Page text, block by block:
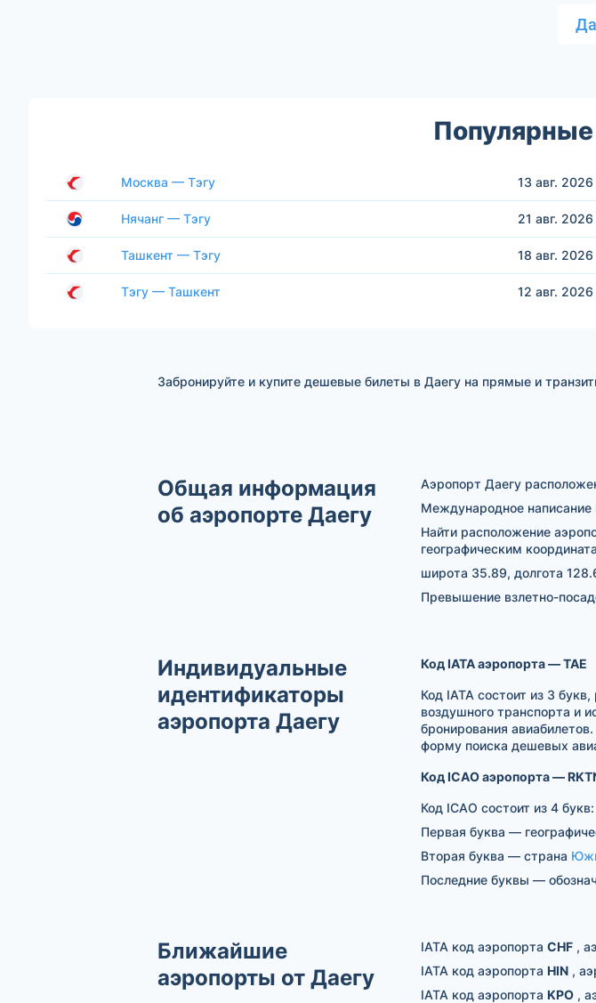
Популярные
Москва — Тэгу 13 авг. 2026
Нячанг — Тэгу 21 авг. 2026
Ташкент — Тэгу 18 авг. 2026
Тэгу — Ташкент 12 авг. 2026
Забронируйте и купите дешевые билеты в Даегу на прямые и
Общая информация
об аэропорте Даегу
Аэропорт Даегу
Международное написание
Найти расположение
географическим
широта 35.89, долгота
Превышение взлетно-
Индивидуальные
идентификаторы
аэропорта Даегу
Код IATA аэропорта — TAE
Код IATA состоит из 3
воздушного транспорта и
бронирования
форму поиска дешевых
Код ICAO аэропорта —
Код ICAO состоит из 4 букв:
Первая буква —
Вторая буква — страна
Последние буквы —
Ближайшие
аэропорты от Даегу
IATA код аэропорта CHF,
IATA код аэропорта HIN,
IATA код аэропорта KPO,